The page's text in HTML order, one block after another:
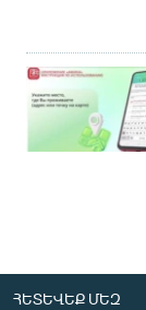
ՀԵՏԵՎԵՔ ՄԵԶ